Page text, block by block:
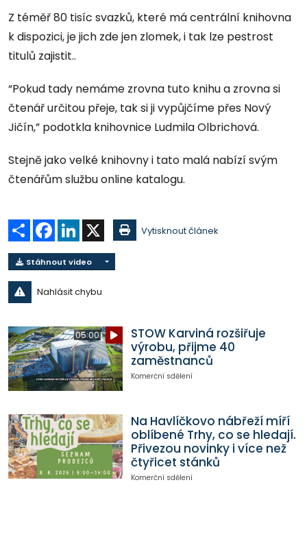
Z téměř 80 tisíc svazků, které má centrální knihovna
k dispozici, je jich zde jen zlomek, i tak lze pestrost
titulů zajistit..
“Pokud tady nemáme zrovna tuto knihu a zrovna si
čtenář určitou přeje, tak si ji vypůjčíme přes Nový
Jičín,” podotkla knihovnice Ludmila Olbrichová.
Stejně jako velké knihovny i tato malá nabízí svým
čtenářům službu online katalogu.
Sdílet Facebook
LinkedIn Vytisknout článek
Stáhnout video
Nahlásit chybu
05:00
STOW Karviná rozšiřuje
výrobu, přijme 40
zaměstnanců
Komerční sdělení
Na Havlíčkovo nábřeží míří
oblíbené Trhy, co se hledají.
Přivezou novinky i více než
čtyřicet stánků
Komerční sdělení